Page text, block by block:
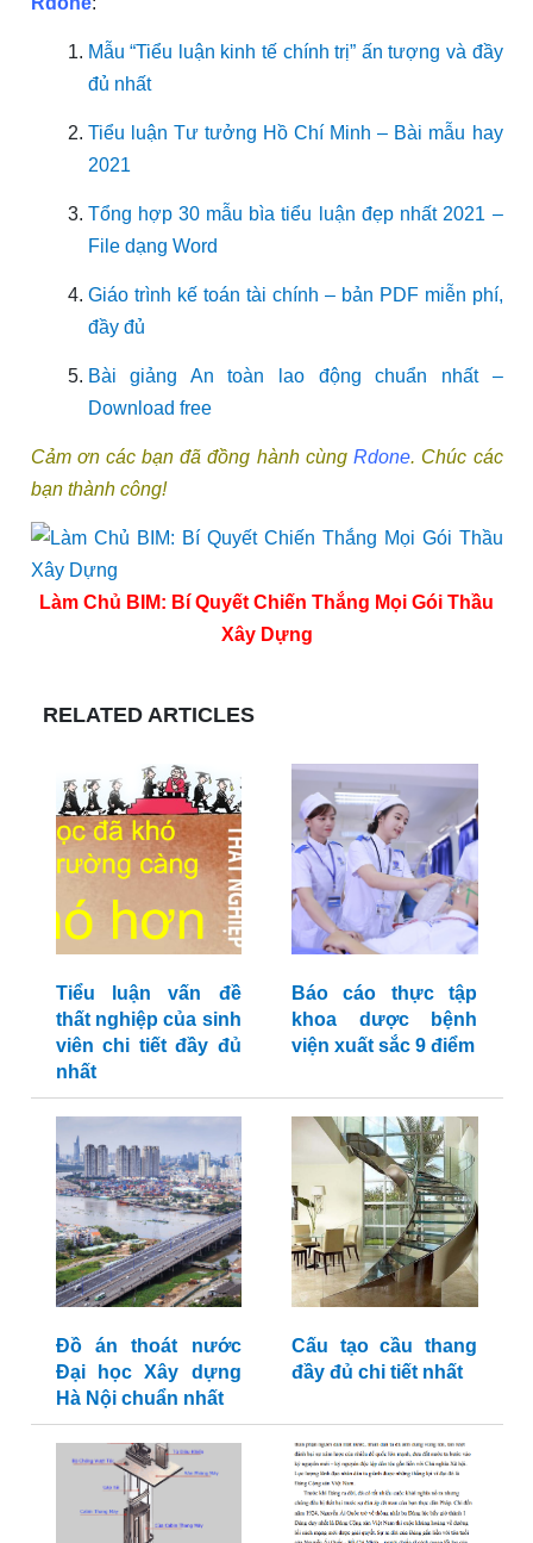
Mẫu “Tiểu luận kinh tế chính trị” ấn tượng và đầy
đủ nhất
Tiểu luận Tư tưởng Hồ Chí Minh – Bài mẫu hay
2021
Tổng hợp 30 mẫu bìa tiểu luận đẹp nhất 2021 –
File dạng Word
Giáo trình kế toán tài chính – bản PDF miễn phí,
đầy đủ
Bài giảng An toàn lao động chuẩn nhất –
Download free
Cảm ơn các bạn đã đồng hành cùngRdone. Chúc các
bạn thành công!
Làm Chủ BIM: Bí Quyết Chiến Thắng Mọi Gói Thầu
Xây Dựng
RELATED ARTICLES
Tiểu luận vấn đề
thất nghiệp của sinh
viên chi tiết đầy đủ
nhất
Báo cáo thực tập
khoa dược bệnh
viện xuất sắc 9 điểm
Đồ án thoát nước
Đại học Xây dựng
Hà Nội chuẩn nhất
Cấu tạo cầu thang
đầy đủ chi tiết nhất